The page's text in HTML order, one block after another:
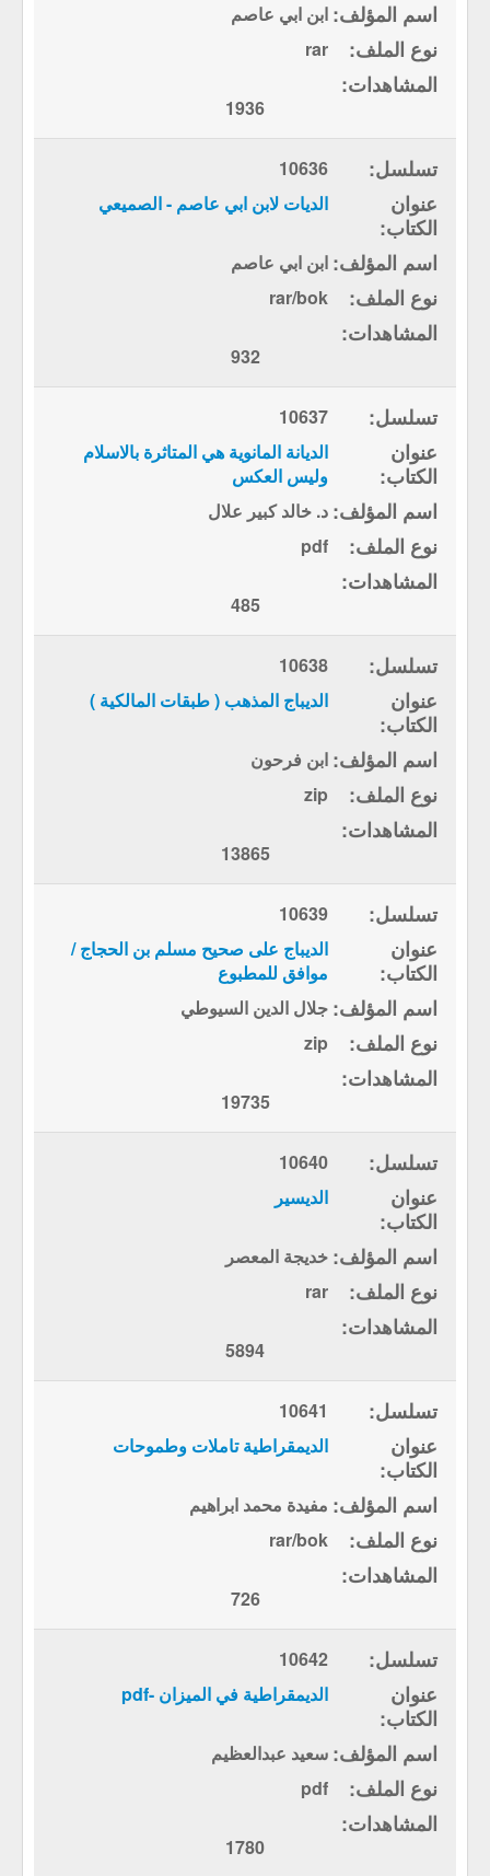
ابن ابي عاصم
rar
1936
10636
الديات لابن ابي عاصم - الصميعي
ابن ابي عاصم
rar/bok
932
10637
الديانة المانوية هي المتاثرة بالاسلام
وليس العكس
د. خالد كبير علال
pdf
485
10638
الديباج المذهب ( طبقات المالكية )
ابن فرحون
zip
13865
10639
الديباج على صحيح مسلم بن الحجاج /
موافق للمطبوع
جلال الدين السيوطي
zip
19735
10640
الديسير
خديجة المعصر
rar
5894
10641
الديمقراطية تاملات وطموحات
مفيدة محمد ابراهيم
rar/bok
726
10642
الديمقراطية في الميزان -pdf
سعيد عبدالعظيم
pdf
1780